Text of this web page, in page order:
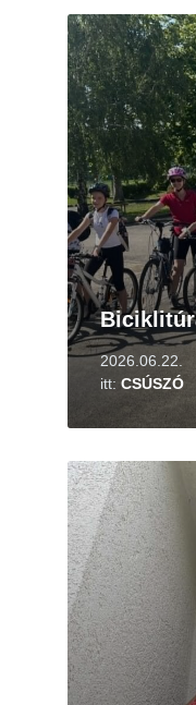
2026.06.22.
itt: CSÚSZÓ
Tovább
Tovább